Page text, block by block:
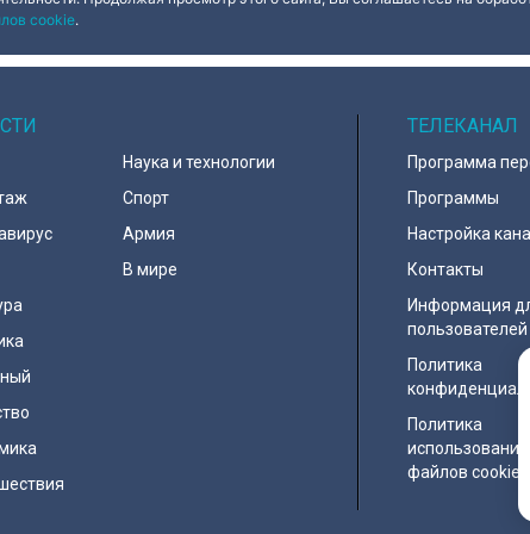
cookie.
Наука и технологии
Спорт
Армия
В мире
ТЕЛЕКАНАЛ
Программа
Программы
Настройка
Контакты
Информация
пользователей
Политика
Политика
использования
файлов cookie